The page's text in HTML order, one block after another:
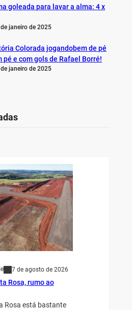
goleada para lavar a alma: 4 x
janeiro de 2025
Colorada jogandobem de pé
pé e com gols de Rafael Borré!
janeiro de 2025
7 de agosto de 2026
Rosa, rumo ao
Rosa está bastante